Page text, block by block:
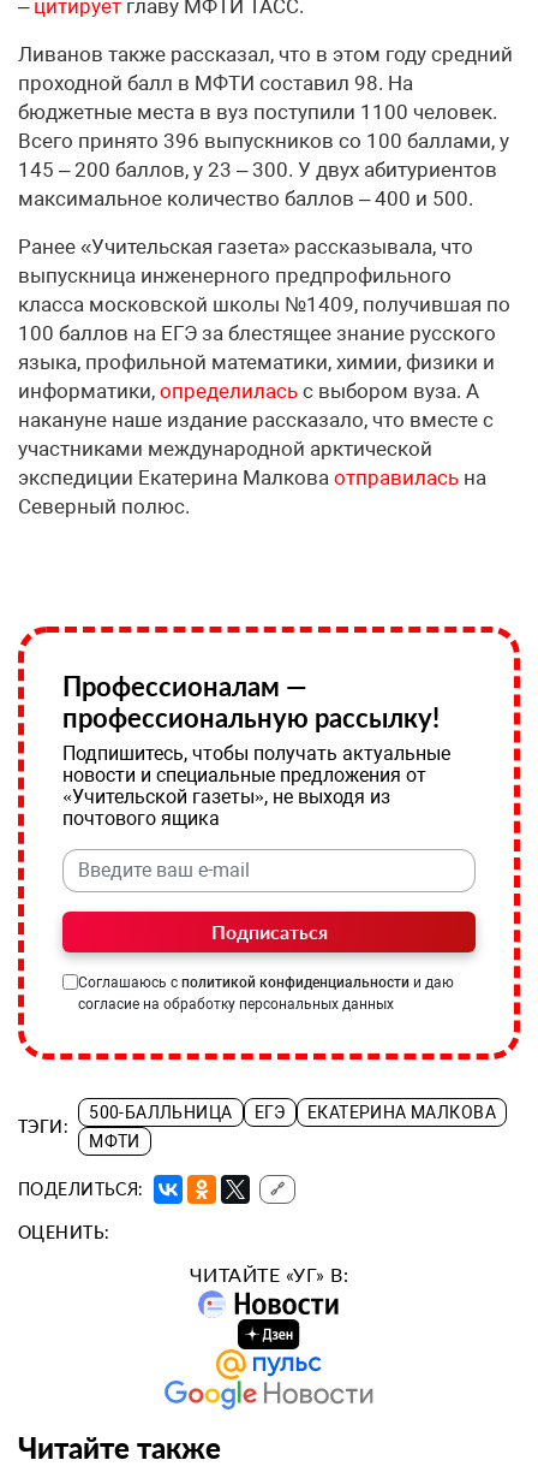
– цитирует главу МФТИ ТАСС.
Ливанов также рассказал, что в этом году средний
проходной балл в МФТИ составил 98. На
бюджетные места в вуз поступили 1100 человек.
Всего принято 396 выпускников со 100 баллами, у
145 – 200 баллов, у 23 – 300. У двух абитуриентов
максимальное количество баллов – 400 и 500.
Ранее «Учительская газета» рассказывала, что
выпускница инженерного предпрофильного
класса московской школы №1409, получившая по
100 баллов на ЕГЭ за блестящее знание русского
языка, профильной математики, химии, физики и
информатики, определилась с выбором вуза. А
накануне наше издание рассказало, что вместе с
участниками международной арктической
экспедиции Екатерина Малкова отправилась на
Северный полюс.
Профессионалам —
профессиональную рассылку!
Подпишитесь, чтобы получать актуальные
новости и специальные предложения от
«Учительской газеты», не выходя из
почтового ящика
Подписаться
Соглашаюсь с политикой конфиденциальности и даю
согласие на обработку персональных данных
ТЭГИ:
500-БАЛЛЬНИЦА ЕГЭ
ЕКАТЕРИНА МАЛКОВА
МФТИ
ПОДЕЛИТЬСЯ: 🔗
ОЦЕНИТЬ:
ЧИТАЙТЕ «УГ» В:
Читайте также